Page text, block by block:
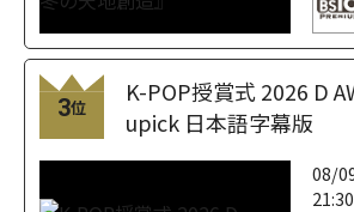
3位
K-POP授賞式 2026 D
upick 日本語字幕版
08/